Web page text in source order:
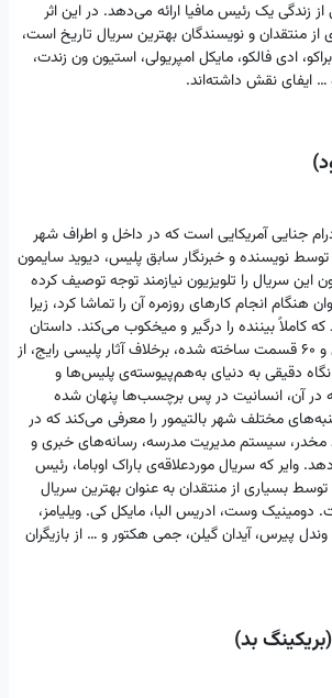
زندگی یک رئیس مافیا ارائه می‌دهد. در این اثر
از منتقدان و نویسندگان بهترین سریال تاریخ است،
ادی فالکو، مایکل امپریولی، استیون ون زندت،
… ایفای نقش داشته‌اند.
جنایی آمریکایی است که در داخل و اطراف شهر
توسط نویسنده و خبرنگار سابق پلیس، دیوید سایمون
سریال را تلویزیون نیازمند توجه توصیف کرده
هنگام انجام کارهای روزمره آن را تماشا کرد، زیرا
که کاملاً بیننده را درگیر و میخکوب می‌کند. داستان
این سریال که در 5 فصل و 60 قسمت ساخته شده، برخلاف آثار پلیسی رایج، از
دقیقی به دنیای به‌هم‌پیوسته‌ی پلیس‌ها و
که در آن، انسانیت در پس برچسب‌ها پنهان شده
مختلف شهر بالتیمور را معرفی می‌کند که در
مخدر، سیستم مدیریت مدرسه، رسانه‌های خبری و
وایر که سریال موردعلاقه‌ی باراک اوباما، رئیس
بسیاری از منتقدان به عنوان بهترین سریال
وست، ادریس البا، مایکل کی. ویلیامز،
پیرس، آیدان گیلن، جمی هکتور و … از بازیگران